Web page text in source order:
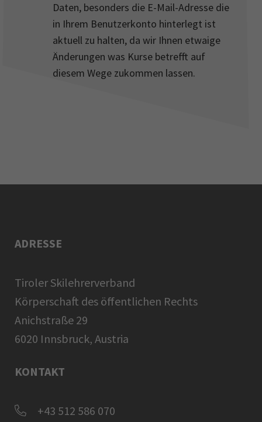
Daten, besonders die E-Mail-Adresse die
in Ihrem Benutzerkonto hinterlegt ist
aktuell zu halten, da wir Ihnen etwaige
Änderungen was Kurse betrefft auf
diesem Wege zukommen lassen.
ADRESSE
Tiroler Skilehrerverband
Körperschaft des öffentlichen Rechts
Anichstraße 29
6020 Innsbruck, Austria
KONTAKT
+43 512 586 070